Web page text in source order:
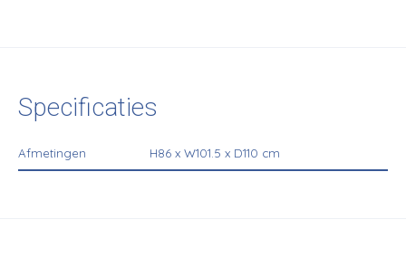
Specificaties
Afmetingen H86 x W101.5 x D110 cm